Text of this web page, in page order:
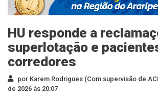
HU responde a
superlotação e
corredores
por Karem Rodrigues (Com supervisão de
de 2026 às 20:07